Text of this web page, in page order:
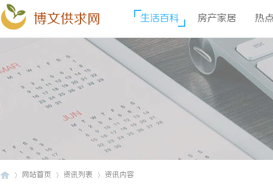
博文供求网 生活百科 房产家居 热
网站首页 资讯列表 资讯内容